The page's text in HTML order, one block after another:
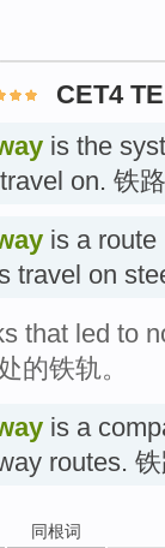
CET4
is the
on. 铁
is a
travel on
that led to
的铁轨。
is a
routes.
同根词